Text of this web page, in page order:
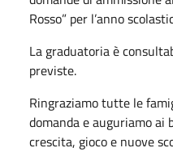
Rosso” per l’anno
La graduatoria è
previste.
Ringraziamo tutte le
domanda e auguriamo ai
crescita, gioco e nuove